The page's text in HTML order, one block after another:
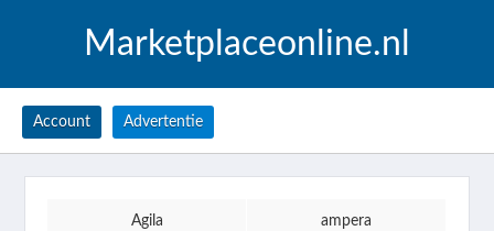
Marketplaceonline.nl
Account Advertentie
Agila ampera